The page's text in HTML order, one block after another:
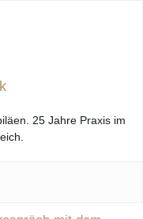
25 Jahre Praxis im